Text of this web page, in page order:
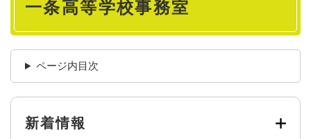
一条高等学校事務室
ページ内目次
新着情報